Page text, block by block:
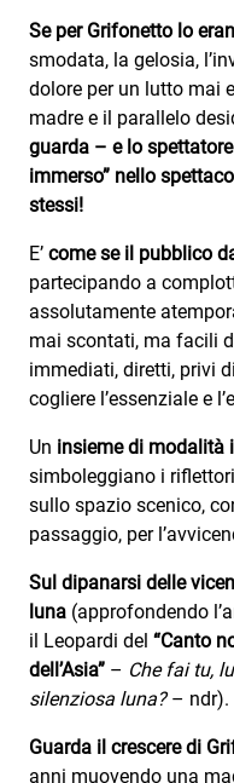
Se per Grifonetto lo
smodata, la gelosia,
dolore per un lutto mai
madre e il parallelo
guarda – e lo
immerso” nello
stessi!
E’ come se il pubblico
partecipando a
assolutamente
mai scontati, ma facili
immediati, diretti, privi
cogliere l’essenziale e
Un insieme di modalità
simboleggiano i
sullo spazio scenico,
passaggio, per
Sul dipanarsi delle
luna (approfondendo
il Leopardi del “Canto
dell’Asia” – Che fai tu,
silenziosa luna?– ndr).
Guarda il crescere di
anni muovendo una